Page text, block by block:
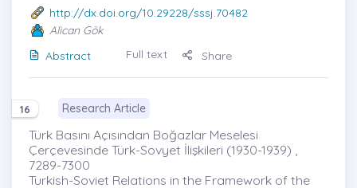
http://dx.doi.org/10.29228/sssj.70482
Alican Gök
Abstract
Full text Share
16 Research Article
Türk Basını Açısından Boğazlar Meselesi
Çerçevesinde Türk-Sovyet İlişkileri (1930-1939) ,
7289-7300
Turkish-Soviet Relations in the Framework of the